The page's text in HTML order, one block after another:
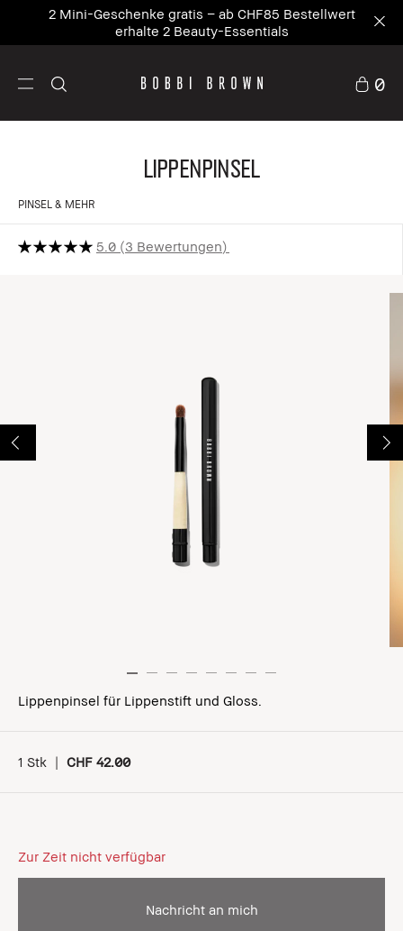
2 Mini-Geschenke gratis – ab CHF85 Bestellwert
erhalte 2 Beauty-Essentials
0
Lippenpinsel
PINSEL & MEHR
5.0 3 Bewertungen
Lippenpinsel für Lippenstift und Gloss.
1 Stk | CHF 42.00
Zur Zeit nicht verfügbar
Nachricht an mich